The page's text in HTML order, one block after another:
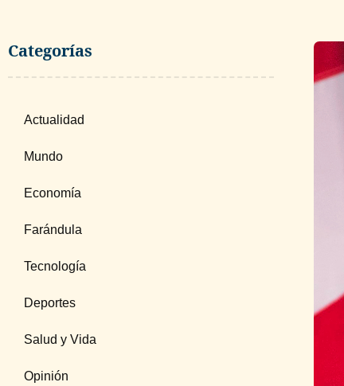
Categorías
Actualidad
Mundo
Economía
Farándula
Tecnología
Deportes
Salud y Vida
Opinión